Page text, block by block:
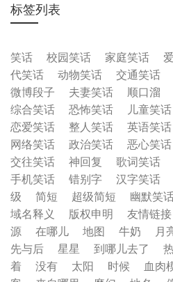
标签列表
笑话 校园笑话 家庭笑话
代笑话
动物笑话 交通笑话
微博段子
夫妻笑话 顺口溜
综合笑话
恐怖笑话 儿童笑话
恋爱笑话
整人笑话 英语笑话
网络笑话
政治笑话 恶心笑话
交往笑话
神回复 歌词笑话
手机笑话
错别字 汉字笑话
级
简短 超级简短 幽默笑
域名释义
版权申明 友情链接
源
在哪儿 地图 牛奶 月
先与后
星星 到哪儿去了
着
没有 太阳 时候 血肉